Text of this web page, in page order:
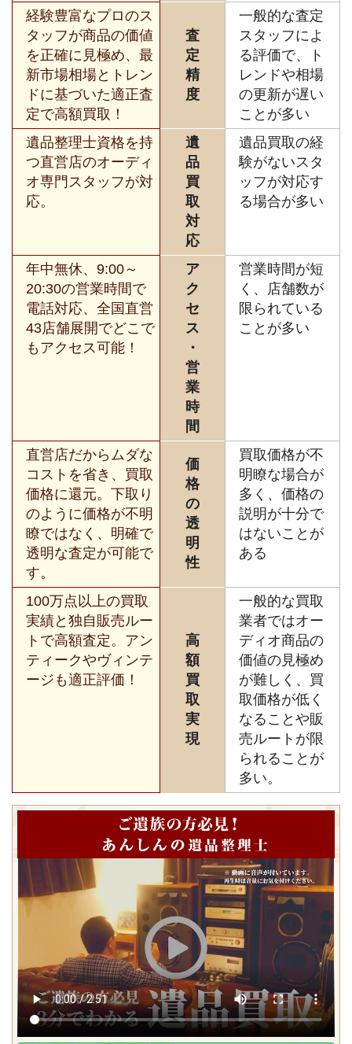
経験豊富なプロのス
タッフが商品の価値
を正確に見極め、最
新市場相場とトレン
ドに基づいた適正査
定で高額買取！
査
定
精
度
一般的な査定
スタッフによ
る評価で、ト
レンドや相場
の更新が遅い
ことが多い
遺品整理士資格を持
つ直営店のオーディ
オ専門スタッフが対
応。
遺
品
買
取
対
応
遺品買取の経
験がないスタ
ッフが対応す
る場合が多い
年中無休、9:00～
20:30の営業時間で
電話対応、全国直営
43店舗展開でどこで
もアクセス可能！
ア
ク
セ
ス
・
営
業
時
間
営業時間が短
く、店舗数が
限られている
ことが多い
直営店だからムダな
コストを省き、買取
価格に還元。下取り
のように価格が不明
瞭ではなく、明確で
透明な査定が可能で
す。
価
格
の
透
明
性
買取価格が不
明瞭な場合が
多く、価格の
説明が十分で
はないことが
ある
100万点以上の買取
実績と独自販売ルー
トで高額査定。アン
ティークやヴィンテ
ージも適正評価！
高
額
買
取
実
現
一般的な買取
業者ではオー
ディオ商品の
価値の見極め
が難しく、買
取価格が低く
なることや販
売ルートが限
られることが
多い。